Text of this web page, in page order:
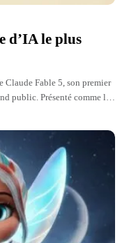
d’IA le plus
Claude Fable 5, son premier
public. Présenté comme le